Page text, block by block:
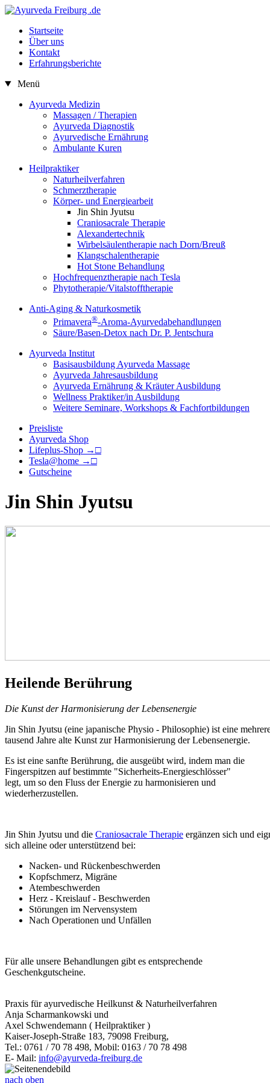
Startseite
Über uns
Kontakt
Erfahrungsberichte
Menü
Ayurveda Medizin
Massagen / Therapien
Ayurveda Diagnostik
Ayurvedische Ernährung
Ambulante Kuren
Heilpraktiker
Naturheilverfahren
Schmerztherapie
Körper- und Energiearbeit
Jin Shin Jyutsu
Craniosacrale Therapie
Alexandertechnik
Wirbelsäulentherapie nach Dorn/Breuß
Klangschalentherapie
Hot Stone Behandlung
Hochfrequenztherapie nach Tesla
Phytotherapie/Vitalstofftherapie
Anti-Aging & Naturkosmetik
Primavera®-Aroma-Ayurvedabehandlungen
Säure/Basen-Detox nach Dr. P. Jentschura
Ayurveda Institut
Basisausbildung Ayurveda Massage
Ayurveda Jahresausbildung
Ayurveda Ernährung & Kräuter Ausbildung
Wellness Praktiker/in Ausbildung
Weitere Seminare, Workshops & Fachfortbildungen
Preisliste
Ayurveda Shop
Lifeplus-Shop →□
Tesla@home →□
Gutscheine
Jin Shin Jyutsu
Heilende Berührung
Die Kunst der Harmonisierung der Lebensenergie
Jin Shin Jyutsu (eine japanische Physio - Philosophie) ist eine
tausend Jahre alte Kunst zur Harmonisierung der Lebensenergie.
Es ist eine sanfte Berührung, die ausgeübt wird, indem man die
Fingerspitzen auf bestimmte "Sicherheits-Energieschlösser"
legt, um so den Fluss der Energie zu harmonisieren und
wiederherzustellen.
Jin Shin Jyutsu und die Craniosacrale Therapie ergänzen sich und
sich alleine oder unterstützend bei:
Nacken- und Rückenbeschwerden
Kopfschmerz, Migräne
Atembeschwerden
Herz - Kreislauf - Beschwerden
Störungen im Nervensystem
Nach Operationen und Unfällen
Für alle unsere Behandlungen gibt es entsprechende
Geschenkgutscheine.
Praxis für ayurvedische Heilkunst & Naturheilverfahren
Anja Scharmankowski und
Axel Schwendemann ( Heilpraktiker )
Kaiser-Joseph-Straße 183, 79098 Freiburg,
Tel.: 0761 / 70 78 498, Mobil: 0163 / 70 78 498
E- Mail: info@ayurveda-freiburg.de
nach oben